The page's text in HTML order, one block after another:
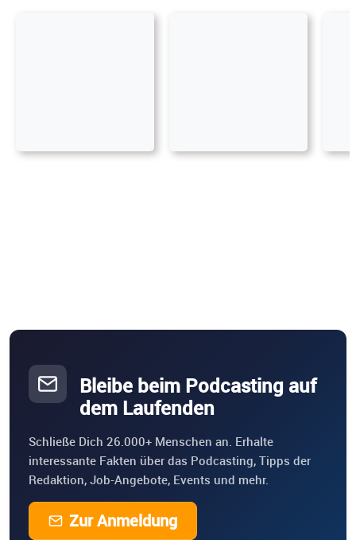
Bleibe beim Podcasting auf
dem Laufenden
Schließe Dich 26.000+ Menschen an. Erhalte
interessante Fakten über das Podcasting, Tipps der
Redaktion, Job-Angebote, Events und mehr.
Zur Anmeldung